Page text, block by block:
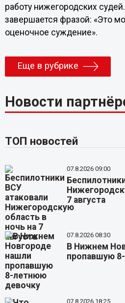
работу нижегородских
завершается фразой: «Это
оценочное суждение».
Еще в рубрике
Новости
ТОП новостей
07.8.2026 09:00
7 августа
07.8.2026 08:30
В Нижнем
пропавшую
07.8.2026 18:25